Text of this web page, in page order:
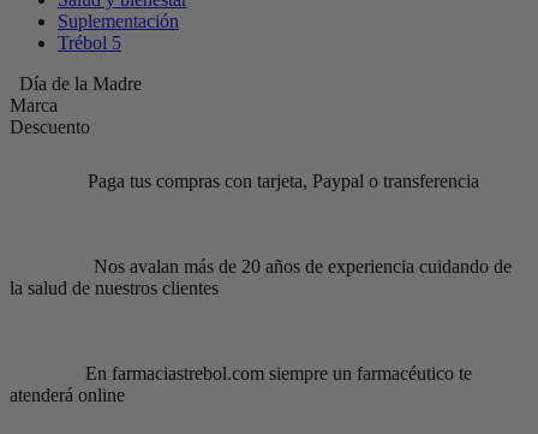
Suplementación
Trébol 5
Día de la Madre
Marca
Descuento
Paga tus compras con tarjeta, Paypal o transferencia
Nos avalan más de 20 años de experiencia cuidando de
la salud de nuestros clientes
En farmaciastrebol.com siempre un farmacéutico te
atenderá online